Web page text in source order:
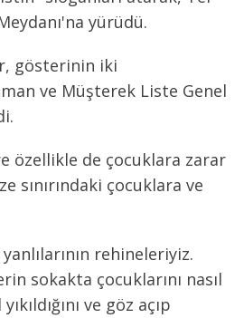
yürüdü.
gösterinin iki
ve Müşterek Liste Genel
özellikle de çocuklara zarar
sınırındaki çocuklara ve
yanlılarının rehineleriyiz.
sokakta çocuklarını nasıl
ve göz açıp